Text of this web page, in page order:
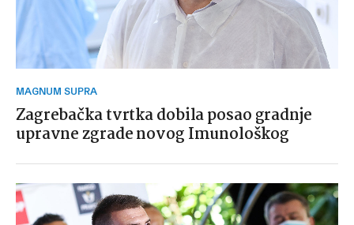
MAGNUM SUPRA
Zagrebačka tvrtka dobila posao gradnje
upravne zgrade novog Imunološkog